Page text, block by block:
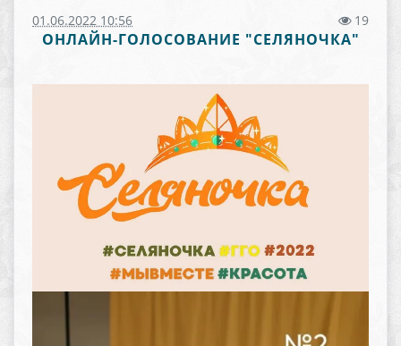
01.06.2022 10:56 19
ОНЛАЙН-ГОЛОСОВАНИЕ "СЕЛЯНОЧКА"